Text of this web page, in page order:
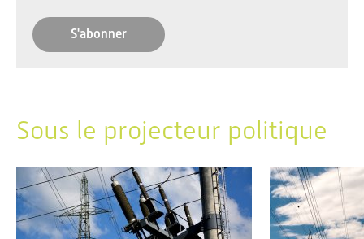
S'abonner
Sous le projecteur politique